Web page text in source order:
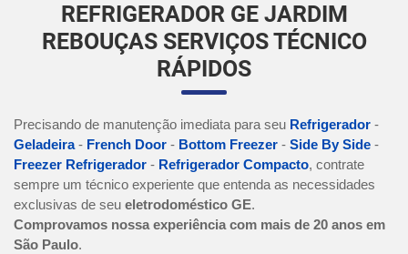
REFRIGERADOR GE JARDIM
REBOUÇAS SERVIÇOS TÉCNICO
RÁPIDOS
Precisando de manutenção imediata para seu Refrigerador -
Geladeira- French Door - Bottom Freezer - Side By Side -
Freezer Refrigerador - Refrigerador Compacto, contrate
sempre um técnico experiente que entenda as necessidades
exclusivas de seu eletrodoméstico GE.
Comprovamos nossa experiência com mais de 20 anos em
São Paulo.